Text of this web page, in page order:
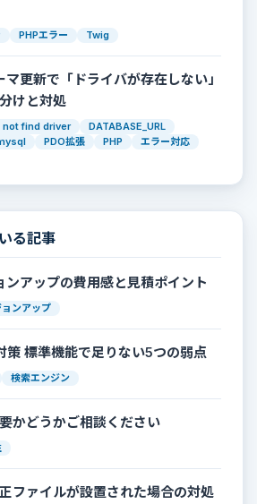
PHPエラー Twig
更新で「ドライバが存在しない」
けと対処
find driver
DATABASE_URL
PDO拡張 PHP
エラー対応
る記事
ンアップの費用感と見積ポイント
ンアップ
策 標準機能で足りない5つの弱点
検索エンジン
かどうかご相談ください
ファイルが設置された場合の対処